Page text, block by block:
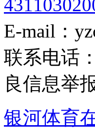
E-mail：
联系电话
良信息举
银河体育